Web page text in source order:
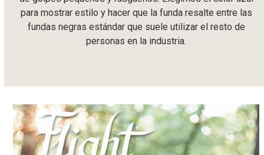
para mostrar estilo y hacer que la funda resalte entre las
fundas negras estándar que suele utilizar el resto de
personas en la industria.